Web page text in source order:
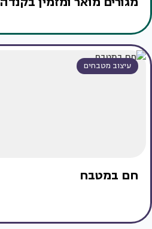
עיצוב מטבחים
חם במטבח